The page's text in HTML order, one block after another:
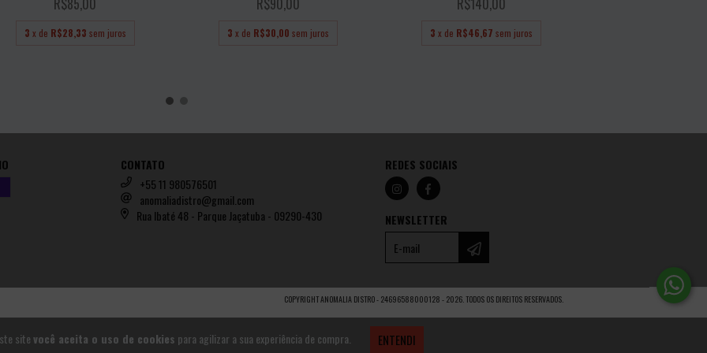
sitevocê aceita o uso de cookies para agilizar a sua experiência de compra. ENTENDI
3 x de R$28,33 sem juros 3 x de R$30,00 sem juros 3 x de R$46,67 sem juros
CONTATO
+55 11 980576501
anomaliadistro@gmail.com
Rua Ibaté 48 - Parque Jaçatuba - 09290-430
REDES SOCIAIS
NEWSLETTER
COPYRIGHT ANOMALIA DISTRO - 24696588000128 - 2026. TODOS OS DIREITOS RESERVADOS.